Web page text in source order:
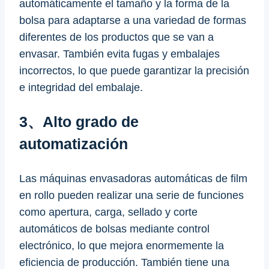
automáticamente el tamaño y la forma de la
bolsa para adaptarse a una variedad de formas
diferentes de los productos que se van a
envasar. También evita fugas y embalajes
incorrectos, lo que puede garantizar la precisión
e integridad del embalaje.
3、Alto grado de
automatización
Las máquinas envasadoras automáticas de film
en rollo pueden realizar una serie de funciones
como apertura, carga, sellado y corte
automáticos de bolsas mediante control
electrónico, lo que mejora enormemente la
eficiencia de producción. También tiene una